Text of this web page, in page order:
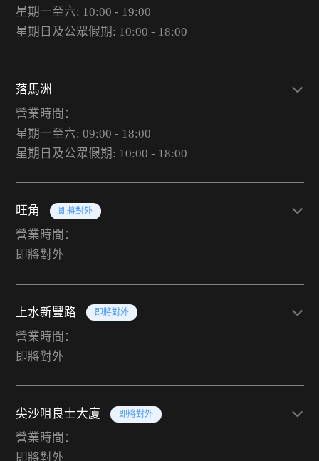
星期一至六: 10:00 - 19:00
星期日及公眾假期: 10:00 - 18:00
落馬洲
營業時間：
星期一至六: 09:00 - 18:00
星期日及公眾假期: 10:00 - 18:00
旺角 即將對外
營業時間：
即將對外
上水新豐路 即將對外
營業時間：
即將對外
尖沙咀良士大廈 即將對外
營業時間：
即將對外